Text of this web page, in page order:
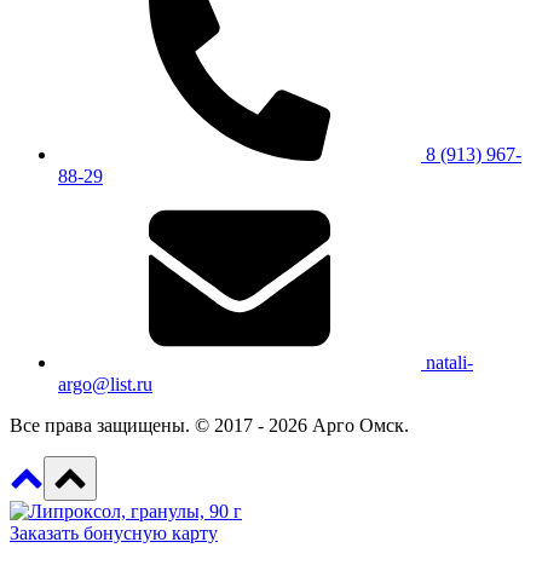
8 (913) 967-
88-29
natali-
argo@list.ru
Все права защищены. © 2017 - 2026 Арго Омск.
Заказать бонусную карту